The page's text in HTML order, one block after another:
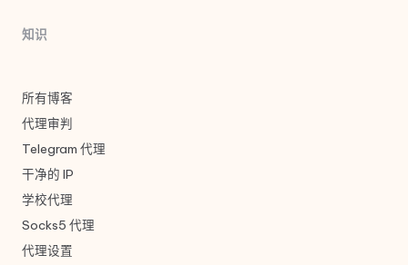
知识
所有博客
代理审判
Telegram 代理
干净的 IP
学校代理
Socks5 代理
代理设置